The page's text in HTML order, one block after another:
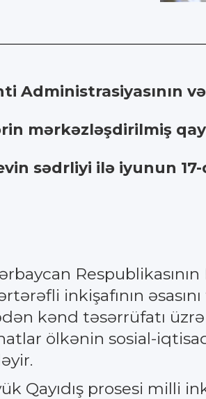
Administrasiyasının
mərkəzləşdirilmiş
sədrliyi ilə iyunun
inkişafının
kənd təsərrüfatı
ölkənin sosial-
Qayıdış prosesi milli